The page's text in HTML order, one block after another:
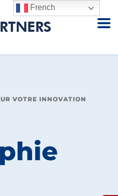
VOTRE INNOVATION
French